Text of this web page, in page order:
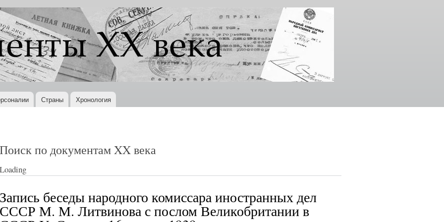
Перейти к
основному
содержанию
Страны Хронология
Поиск по документам XX века
Loading
Запись беседы народного комиссара иностранных дел
СССР М. М. Литвинова с послом Великобритании в